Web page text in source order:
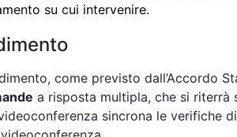
su cui intervenire.
come previsto dall’Accordo
a risposta multipla, che si riterrà
sincrona le verifiche